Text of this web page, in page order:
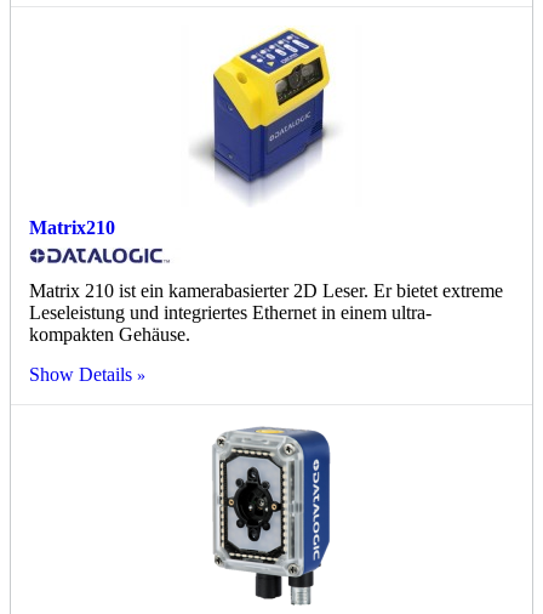
Matrix210
Matrix 210 ist ein kamerabasierter 2D Leser. Er bietet extreme
Leseleistung und integriertes Ethernet in einem ultra-
kompakten Gehäuse.
Show Details